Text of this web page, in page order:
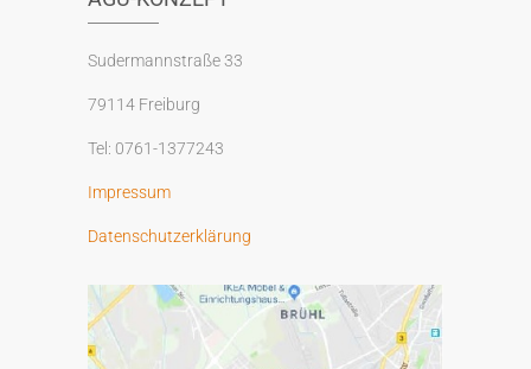
n
i
:
Sudermannstraße 33
79114 Freiburg
Tel: 0761-1377243
Impressum
Datenschutzerklärung